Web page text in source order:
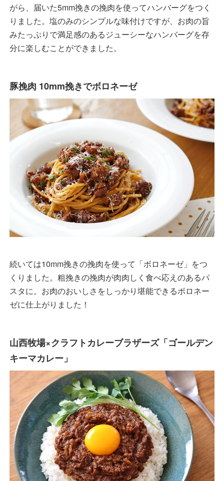
がら、届いた5mm挽きの挽肉を使ってハンバーグをつく
りました。塩のみのシンプルな味付けですが、お肉の旨
みたっぷりで満足感のあるジューシーなハンバーグを存
分に楽しむことができました。
豚挽肉 10mm挽きでボロネーゼ
続いては10mm挽きの挽肉を使って「ボロネーゼ」をつ
くりました。粗挽きの挽肉が肉肉しく食べ応えのあるパ
スタに。お肉のおいしさをしっかり堪能できるボロネー
ゼに仕上がりました！
山西牧場×クラフトカレーブラザーズ「ゴールデン
キーマカレー」